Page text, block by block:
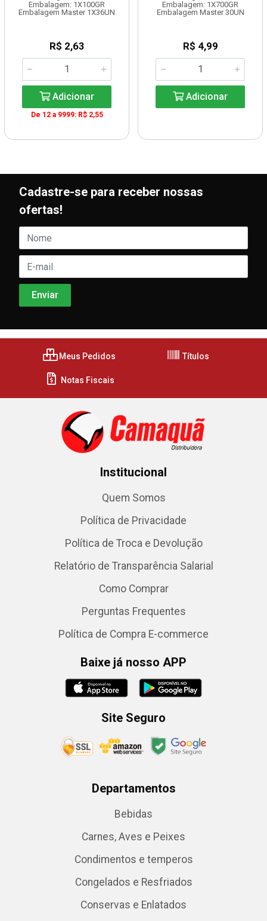
Embalagem: 1X100GR
Embalagem Master 1X36UN
R$ 2,63
Adicionar
De 12 a 9999: R$ 2,55
Embalagem: 1X700GR
Embalagem Master 30UN
R$ 4,99
Adicionar
Cadastre-se para receber nossas
ofertas!
Meus Pedidos Títulos
Notas Fiscais
Institucional
Quem Somos
Política de Privacidade
Política de Troca e Devolução
Relatório de Transparência Salarial
Como Comprar
Perguntas Frequentes
Política de Compra E-commerce
Baixe já nosso APP
Site Seguro
Departamentos
Bebidas
Carnes, Aves e Peixes
Condimentos e temperos
Congelados e Resfriados
Conservas e Enlatados